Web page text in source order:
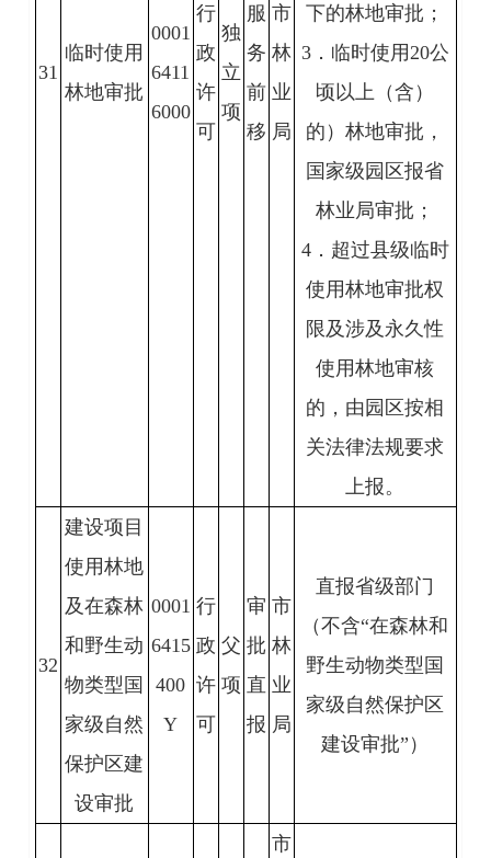
31
临时使用
林地审批
0001
6411
6000
行
政
许
可
独
立
项
服
务
前
移
市
林
业
局
下的林地审批；
3．临时使用20公
顷以上（含）
的）林地审批，
国家级园区报省
林业局审批；
4．超过县级临时
使用林地审批权
限及涉及永久性
使用林地审核
的，由园区按相
关法律法规要求
上报。
32
建设项目
使用林地
及在森林
和野生动
物类型国
家级自然
保护区建
设审批
0001
6415
400
Y
行
政
许
可
父
项
审
批
直
报
市
林
业
局
直报省级部门
（不含“在森林和
野生动物类型国
家级自然保护区
建设审批”）
市